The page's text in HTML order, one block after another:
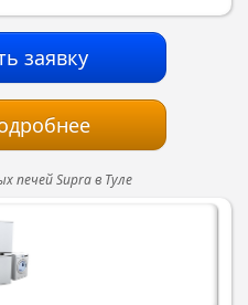
заявку
печей Supra в Туле